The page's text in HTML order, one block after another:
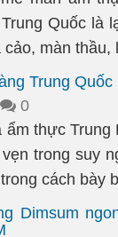
Quốc là
cảo, màn thầu,
Trung
0
ẩm thực
trong suy
cách bày
Dimsum